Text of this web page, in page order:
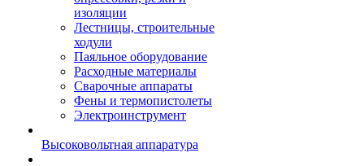
изоляции
Лестницы, строительные
ходули
Паяльное оборудование
Расходные материалы
Сварочные аппараты
Фены и термопистолеты
Электроинструмент
Высоковольтная аппаратура